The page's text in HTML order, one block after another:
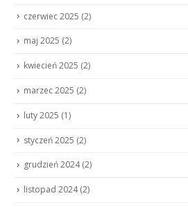
czerwiec 2025 (2)
maj 2025 (2)
kwiecień 2025 (2)
marzec 2025 (2)
luty 2025 (1)
styczeń 2025 (2)
grudzień 2024(2)
listopad 2024(2)